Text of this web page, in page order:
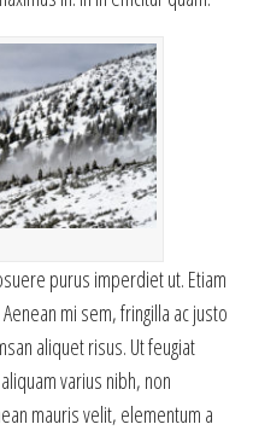
purus imperdiet ut. Etiam
mi sem, fringilla ac justo
aliquet risus. Ut feugiat
varius nibh, non
mauris velit, elementum a